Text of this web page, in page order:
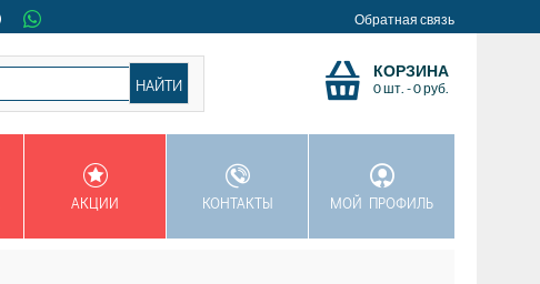
Обратная связь
КОРЗИНА
0 шт. -0руб.
АКЦИИ КОНТАКТЫ МОЙ ПРОФИЛЬ